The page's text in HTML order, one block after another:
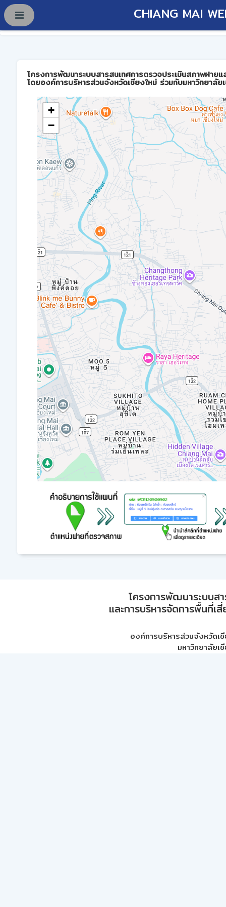
CHIANG MAI
โครงการพัฒนาระบบสารสนเทศการตรวจประเมินสภาพฝาย
โดยองค์การบริหารส่วนจังหวัดเชียงใหม่ ร่วมกับมหาวิทยาลัย
+
−
โครงการพัฒนาระบบส
และการบริหารจัดการพื้นที่เ
องค์การบริหารส่วนจังหวัดเ
มหาวิทยาลัยเ